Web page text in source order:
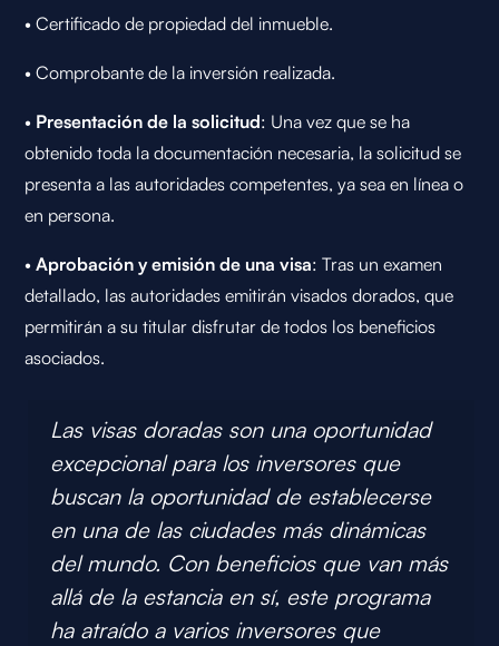
• Certificado de propiedad del inmueble.
• Comprobante de la inversión realizada.
• Presentación de la solicitud: Una vez que se ha
obtenido toda la documentación necesaria, la solicitud se
presenta a las autoridades competentes, ya sea en línea o
en persona.
•Aprobación y emisión de una visa: Tras un examen
detallado, las autoridades emitirán visados dorados, que
permitirán a su titular disfrutar de todos los beneficios
asociados.
Las visas doradas son una oportunidad
excepcional para los inversores que
buscan la oportunidad de establecerse
en una de las ciudades más dinámicas
del mundo. Con beneficios que van más
allá de la estancia en sí, este programa
ha atraído a varios inversores que